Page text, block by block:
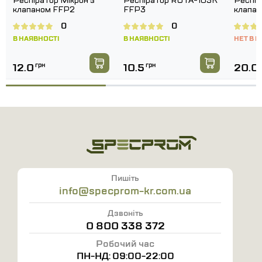
клапаном FFP2
В НАЯВНОСТІ
0
12.0 грн
FFP3
В НАЯВНОСТІ
0
10.5 грн
НЕТ В
20.0
Пишіть
info@specprom-kr.com.ua
Дзвоніть
0 800 338 372
Робочий час
ПН-НД: 09:00-22:00